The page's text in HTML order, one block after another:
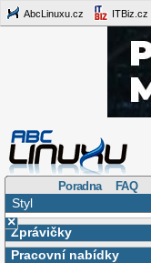
AbcLinuxu.cz ITBiz.cz
Poradna FAQ
Styl
×
Zprávičky
Pracovní nabídky